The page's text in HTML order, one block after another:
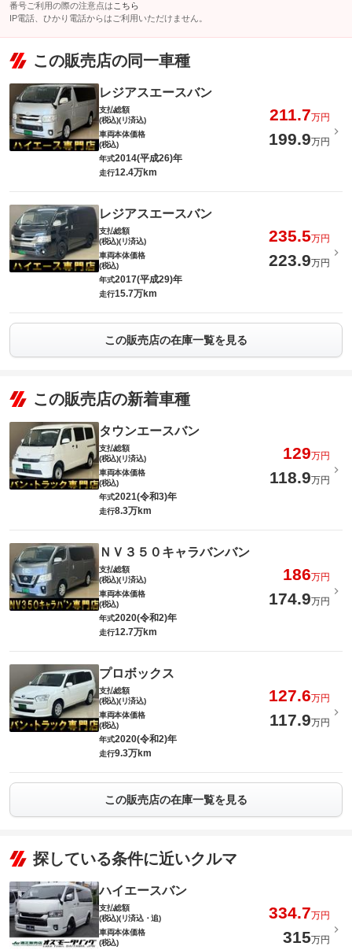
番号ご利用の際の注意点は こちら
IP電話、ひかり電話からはご利用いただけません。
この販売店の同一車種
レジアスエースバン
支払総額
(税込)(リ済込)
211.7万円
車両本体価格
(税込)
199.9万円
年式2014(平成26)年
走行12.4万km
レジアスエースバン
支払総額
(税込)(リ済込)
235.5万円
車両本体価格
(税込)
223.9万円
年式2017(平成29)年
走行15.7万km
この販売店の在庫一覧を見る
この販売店の新着車種
タウンエースバン
支払総額
(税込)(リ済込)
129万円
車両本体価格
(税込)
118.9万円
年式2021(令和3)年
走行8.3万km
ＮＶ３５０キャラバンバン
支払総額
(税込)(リ済込)
186万円
車両本体価格
(税込)
174.9万円
年式2020(令和2)年
走行12.7万km
プロボックス
支払総額
(税込)(リ済込)
127.6万円
車両本体価格
(税込)
117.9万円
年式2020(令和2)年
走行9.3万km
この販売店の在庫一覧を見る
探している条件に近いクルマ
ハイエースバン
支払総額
(税込)(リ済込・追)
334.7万円
車両本体価格
(税込)
315万円